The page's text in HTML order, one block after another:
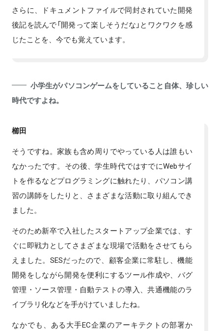
さらに、ドキュメントファイルで同封されていた開発
後記を読んで「開発って楽しそうだな」とワクワクを感
じたことを、今でも覚えています。
小学生がパソコンゲームをしていること自体、珍しい
時代ですよね。
櫛田
そうですね。家族も含め周りでやっている人は誰もい
なかったです。その後、学生時代ではすでにWebサイ
トを作るなどプログラミングに触れたり、パソコン講
習の講師をしたりと、さまざまな活動に取り組んでき
ました。
そのため新卒で入社したスタートアップ企業では、す
ぐに即戦力としてさまざまな現場で活動をさせてもら
えました。SESだったので、顧客企業に常駐し、機能
開発をしながら開発を便利にするツール作成や、バグ
管理・ソース管理・自動テストの導入、共通機能のラ
イブラリ化などを手がけていましたね。
なかでも、ある大手EC企業のアーキテクトの部署か